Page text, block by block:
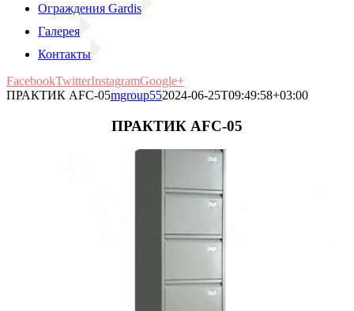
Ограждения Gardis
Галерея
Контакты
FacebookTwitterInstagramGoogle+
ПРАКТИК AFC-05mgroup552024-06-25T09:49:58+03:00
ПРАКТИК AFC-05